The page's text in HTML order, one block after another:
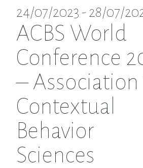
24/07/2023 - 28/07/
ACBS World
Conference
–
Contextual
Behavior
Sciences